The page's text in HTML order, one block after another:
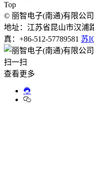
Top
© 丽智电子(南通)有限公司
地址：江苏省昆山市汉浦
真：+86-512-57789581 苏
扫一扫
查看更多